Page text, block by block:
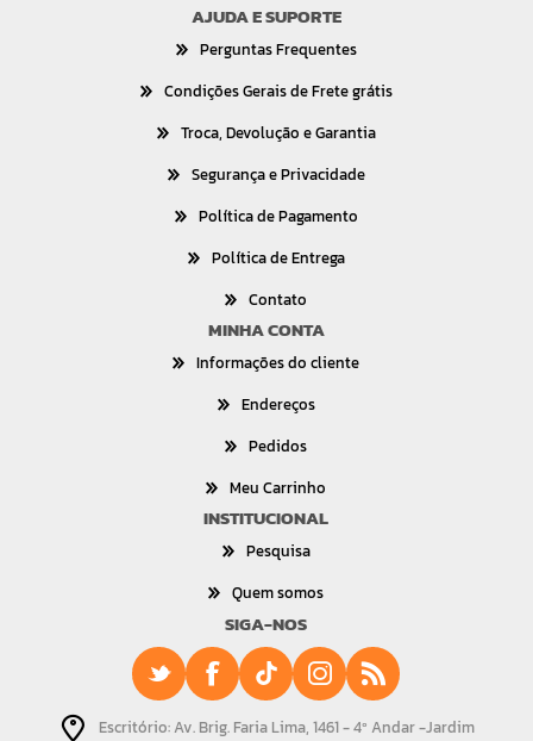
AJUDA E SUPORTE
Perguntas Frequentes
Condições Gerais de Frete grátis
Troca, Devolução e Garantia
Segurança e Privacidade
Política de Pagamento
Política de Entrega
Contato
MINHA CONTA
Informações do cliente
Endereços
Pedidos
Meu Carrinho
INSTITUCIONAL
Pesquisa
Quem somos
SIGA-NOS
Escritório: Av. Brig. Faria Lima, 1461 - 4º Andar -Jardim